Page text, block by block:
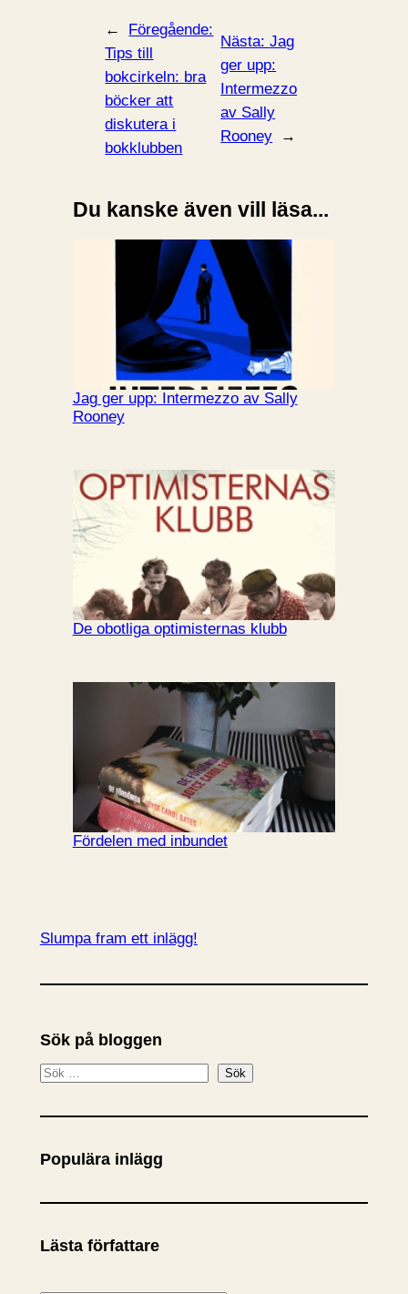
←
Föregående:
Tips till
bokcirkeln: bra
böcker att
diskutera i
bokklubben
Nästa:Jag
ger upp:
Intermezzo
av Sally
Rooney
→
Du kanske även vill läsa...
Jag ger upp: Intermezzo av Sally
Rooney
De obotliga optimisternas klubb
Fördelen med inbundet
Slumpa fram ett inlägg!
Sök på bloggen
S
k
Sök
Populära inlägg
Lästa författare